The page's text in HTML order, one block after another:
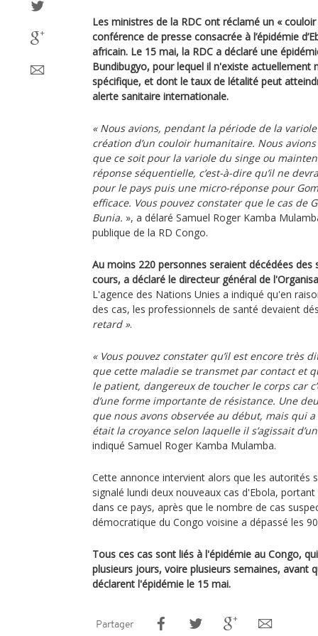
Les ministres de la RDC ont réclamé un «
conférence de presse consacrée à l’épidémie
africain. Le 15 mai, la RDC a déclaré une
Bundibugyo, pour lequel il n'existe actuellement
spécifique, et dont le taux de létalité peut
alerte sanitaire internationale.
« Nous avions, pendant la période de la
création d’un couloir humanitaire. Nous
que ce soit pour la variole du singe ou
réponse séquentielle, c’est-à-dire qu’il ne
pour le pays puis une micro-réponse pour
efficace. Vous pouvez constater que le cas de
Bunia. », a délaré Samuel Roger Kamba
publique de la RD Congo.
Au moins 220 personnes seraient décédées des
cours, a déclaré le directeur général de
L'agence des Nations Unies a indiqué qu'en
des cas, les professionnels de santé devaient
retard ».
« Vous pouvez constater qu’il est encore très
que cette maladie se transmet par contact et
le patient, dangereux de toucher le corps car
d’une forme importante de résistance. Une
que nous avons observée au début, mais qui
était la croyance selon laquelle il s’agissait
indiqué Samuel Roger Kamba Mulamba.
Cette annonce intervient alors que les autorités
signalé lundi deux nouveaux cas d'Ebola,
dans ce pays, après que le nombre de cas
démocratique du Congo voisine a dépassé les
Tous ces cas sont liés à l'épidémie au Congo,
plusieurs jours, voire plusieurs semaines, avant
déclarent l'épidémie le 15 mai.
Partager